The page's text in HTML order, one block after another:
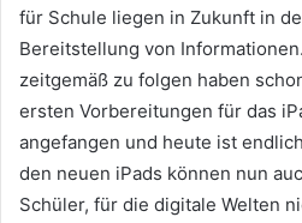
für Schule liegen in Zukunft in
Bereitstellung von
zeitgemäß zu folgen haben
ersten Vorbereitungen für das
angefangen und heute ist
den neuen iPads können nun
Schüler, für die digitale Welten